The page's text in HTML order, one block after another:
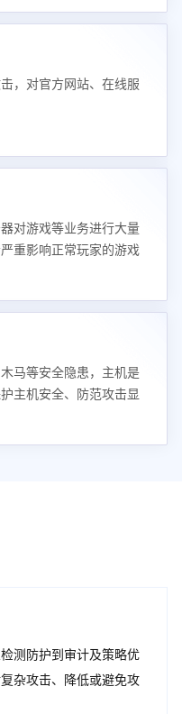
，对官方网站、在线服
对游戏等业务进行大量
重影响正常玩家的游戏
马等安全隐患，主机是
主机安全、防范攻击显
测防护到审计及策略优
杂攻击、降低或避免攻